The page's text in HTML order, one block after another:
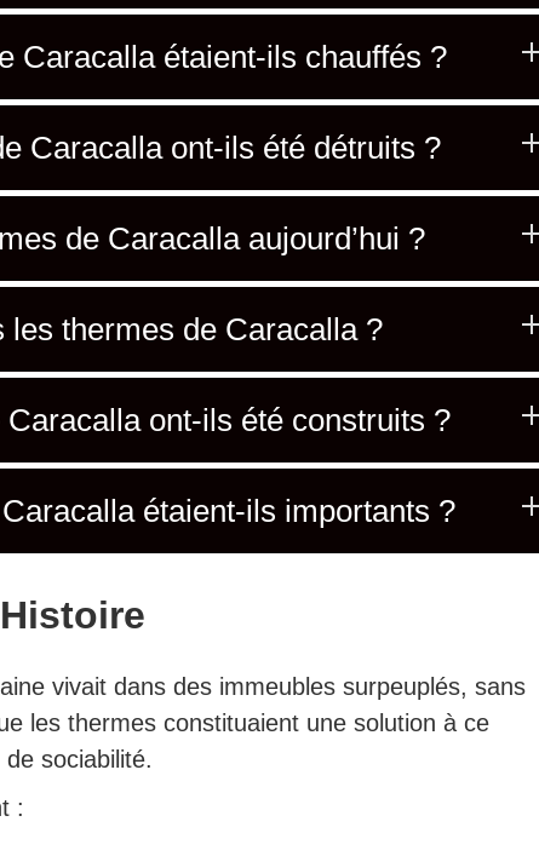
Caracalla étaient-ils chauffés ?
Caracalla ont-ils été détruits ?
de Caracalla aujourd’hui ?
les thermes de Caracalla ?
ont-ils été construits ?
étaient-ils importants ?
Histoire
vivait dans des immeubles surpeuplés, sans
les thermes constituaient une solution à ce
sociabilité.
: